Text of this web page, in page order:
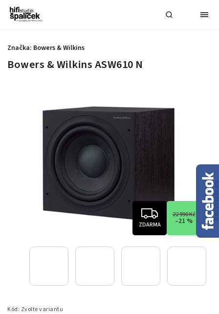
Bowers & Wilkins ASW610 N
ZDARMA
22 990 Kč
–21 %
Kód: Zvolte variantu
Značka: Bowers & Wilkins